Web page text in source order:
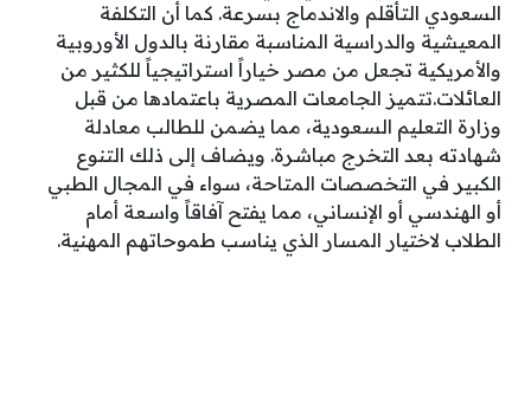
السعودي التأقلم والاندماج بسرعة. كما أن التكلفة
المعيشية والدراسية المناسبة مقارنة بالدول الأوروبية
والأمريكية تجعل من مصر خياراً استراتيجياً للكثير من
العائلات.تتميز الجامعات المصرية باعتمادها من قبل
وزارة التعليم السعودية، مما يضمن للطالب معادلة
شهادته بعد التخرج مباشرة. ويضاف إلى ذلك التنوع
الكبير في التخصصات المتاحة، سواء في المجال الطبي
أو الهندسي أو الإنساني، مما يفتح آفاقاً واسعة أمام
الطلاب لاختيار المسار الذي يناسب طموحاتهم المهنية.